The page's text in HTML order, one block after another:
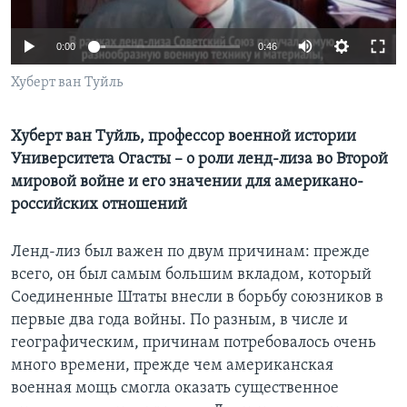
Learning English
СОЦИАЛЬНЫЕ СЕТИ
Языки
0:00 0:46
Хуберт ван Туйль
Хуберт ван Туйль, профессор военной истории
Университета Огасты – о роли ленд-лиза во Второй
мировой войне и его значении для американо-
российских отношений
Ленд-лиз был важен по двум причинам: прежде
всего, он был самым большим вкладом, который
Соединенные Штаты внесли в борьбу союзников в
первые два года войны. По разным, в числе и
географическим, причинам потребовалось очень
много времени, прежде чем американская
военная мощь смогла оказать существенное